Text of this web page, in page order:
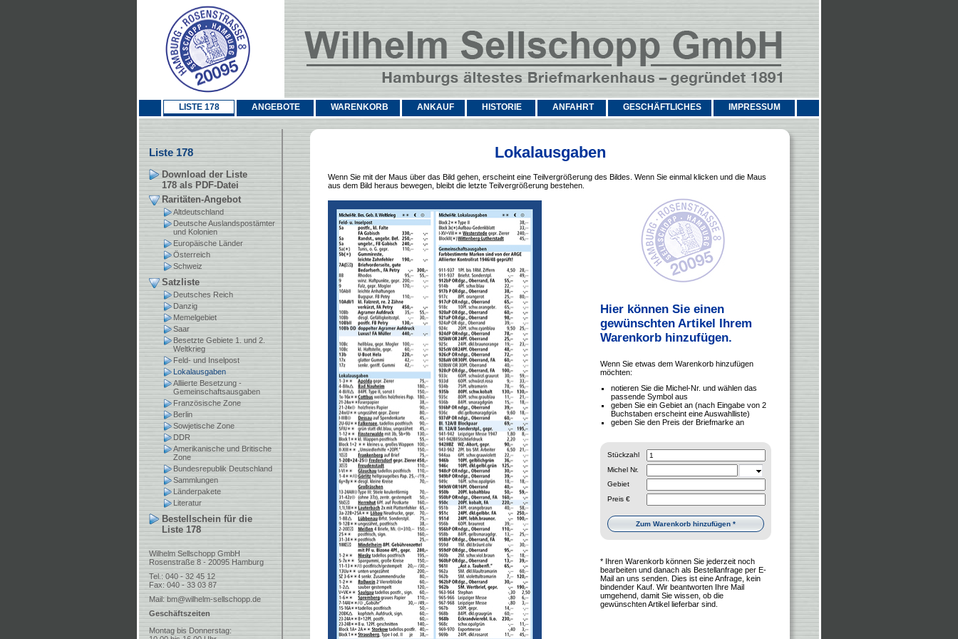
LISTE 178 ANGEBOTE WARENKORB ANKAUF HISTORIE ANFAHRT GESCHÄFTLICHES IMPRESSUM
Liste 178
Download der Liste
178 als PDF-Datei
Raritäten-Angebot
Altdeutschland
Deutsche Auslandspostämter
und Kolonien
Europäische Länder
Österreich
Schweiz
Satzliste
Deutsches Reich
Danzig
Memelgebiet
Saar
Besetzte Gebiete 1. und 2.
Weltkrieg
Feld- und Inselpost
Lokalausgaben
Alliierte Besetzung -
Gemeinschaftsausgaben
Französische Zone
Berlin
Sowjetische Zone
DDR
Amerikanische und Britische
Zone
Bundesrepublik Deutschland
Sammlungen
Länderpakete
Literatur
Bestellschein für die
Liste 178
Wilhelm Sellschopp GmbH
Rosenstraße 8 - 20095 Hamburg
Tel.: 040 - 32 45 12
Fax: 040 - 33 03 87
Mail: bm@wilhelm-sellschopp.de
Geschäftszeiten
Montag bis Donnerstag:
Lokalausgaben
Wenn Sie mit der Maus über das Bild gehen, erscheint eine Teilvergrößerung des Bildes. Wenn Sie einmal klicken und die Maus
aus dem Bild heraus bewegen, bleibt die letzte Teilvergrößerung bestehen.
Hier können Sie einen
gewünschten Artikel Ihrem
Warenkorb hinzufügen.
Wenn Sie etwas dem Warenkorb hinzufügen
möchten:
notieren Sie die Michel-Nr. und wählen das
passende Symbol aus
geben Sie ein Gebiet an (nach Eingabe von 2
Buchstaben erscheint eine Auswahlliste)
geben Sie den Preis der Briefmarke an
Stückzahl
Michel Nr.
Gebiet
Preis €
* Ihren Warenkorb können Sie jederzeit noch
bearbeiten und danach als Bestellanfrage per E-
Mail an uns senden. Dies ist eine Anfrage, kein
bindender Kauf. Wir beantworten Ihre Mail
umgehend, damit Sie wissen, ob die
gewünschten Artikel lieferbar sind.